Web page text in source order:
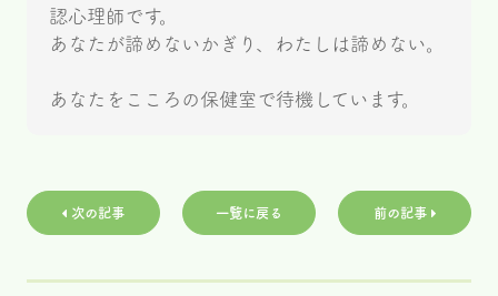
認心理師です。
あなたが諦めないかぎり、わたしは諦めない。
あなたをこころの保健室で待機しています。
次の記事 一覧に戻る 前の記事